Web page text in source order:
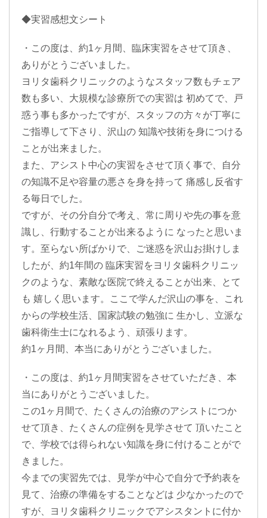
◆実習感想文シート
・この度は、約1ヶ月間、臨床実習をさせて頂き、
ありがとうございました。
ヨリタ歯科クリニックのようなスタッフ数もチェア
数も多い、大規模な診療所での実習は 初めてで、戸
惑う事も多かったですが、スタッフの方々が丁寧に
ご指導して下さり、沢山の 知識や技術を身につける
ことが出来ました。
また、アシスト中心の実習をさせて頂く事で、自分
の知識不足や容量の悪さを身を持って 痛感し反省す
る毎日でした。
ですが、その分自分で考え、常に周りや先の事を意
識し、行動することが出来るように なったと思いま
す。至らない所ばかりで、ご迷惑を沢山お掛けしま
したが、約1年間の 臨床実習をヨリタ歯科クリニッ
クのような、素敵な医院で終えることが出来、とて
も 嬉しく思います。ここで学んだ沢山の事を、これ
からの学校生活、国家試験の勉強に 生かし、立派な
歯科衛生士になれるよう、頑張ります。
約1ヶ月間、本当にありがとうございました。
・この度は、約1ヶ月間実習をさせていただき、本
当にありがとうございました。
この1ヶ月間で、たくさんの治療のアシストにつか
せて頂き、たくさんの症例を見学させて 頂いたこと
で、学校では得られない知識を身に付けることがで
きました。
今までの実習先では、見学が中心で自分で予約表を
見て、治療の準備をすることなどは 少なかったので
すが、ヨリタ歯科クリニックでアシスタントに付か